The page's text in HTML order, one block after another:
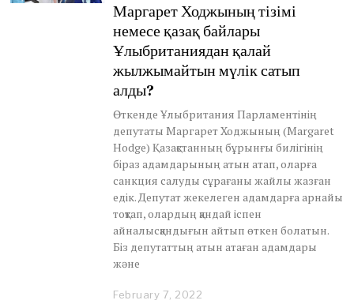
Маргарет Ходжының тізімі
немесе қазақ байлары
Ұлыбританиядан қалай
жылжымайтын мүлік сатып
алды?
Өткенде Ұлыбритания Парламентінің
депутаты Маргарет Ходжының (Margaret
Hodge) Қазақстанның бұрынғы билігінің
біраз адамдарының атын атап, оларға
санкция салуды сұрағаны жайлы жазған
едік. Депутат жекелеген адамдарға арнайы
тоқтап, олардың қандай іспен
айналысқандығын айтып өткен болатын.
Біз депутаттың атын атаған адамдары
және
February 7, 2022